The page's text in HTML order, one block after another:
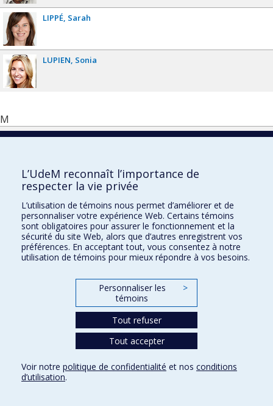
LIPPÉ Sarah
LUPIEN Sonia
M
MAGEAU Geneviève
MCKERRAL Michelle
MEILLEUR Dominique
MERCERAT Coralie
MONETTE Sébastien
MONTEMBEAULT Maxime
L’UdeM reconnaît l’importance de
respecter la vie privée
L’utilisation de témoins nous permet d’améliorer et de
personnaliser votre expérience Web. Certains témoins
sont obligatoires pour assurer le fonctionnement et la
sécurité du site Web, alors que d’autres enregistrent vos
préférences. En acceptant tout, vous consentez à notre
utilisation de témoins pour mieux répondre à vos besoins.
Personnaliser les
témoins
>
Tout refuser
Tout accepter
Voir notre politique de confidentialité et nos conditions
d’utilisation.